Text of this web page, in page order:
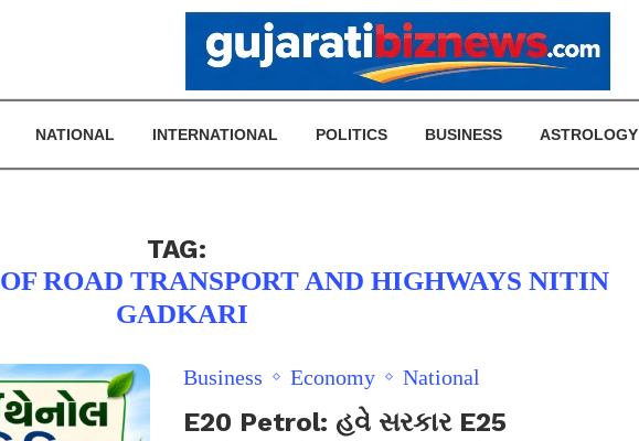
NATIONAL INTERNATIONAL POLITICS BUSINESS ASTROLOGY
TAG:
ROAD TRANSPORT AND HIGHWAYS NITIN
GADKARI
Business Economy National
E20 Petrol: હવે સરકાર E25